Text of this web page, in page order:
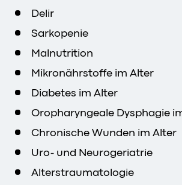
Delir
Sarkopenie
Malnutrition
Mikronährstoffe im Alter
Diabetes im Alter
Oropharyngeale Dysphagie
Chronische Wunden im Alter
Uro- und Neurogeriatrie
Alterstraumatologie